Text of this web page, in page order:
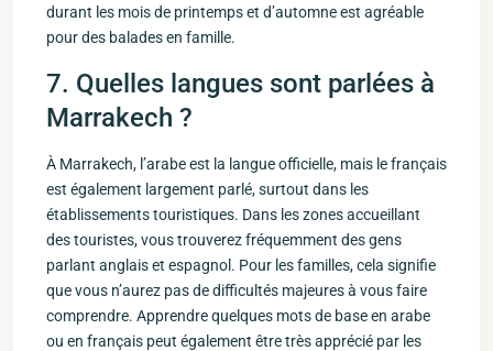
durant les mois⁢ de printemps et d’automne est agréable
pour des balades en famille.
7.⁢ Quelles langues sont parlées à
Marrakech ?
À Marrakech, l’arabe est la langue officielle, mais le français
est également ‌largement parlé, surtout dans les
établissements touristiques. Dans les zones accueillant
des⁢ touristes, vous trouverez fréquemment des gens
parlant anglais et espagnol. Pour⁤ les familles, cela⁣ signifie
que ⁢vous n’aurez pas de ⁢difficultés majeures à vous faire
comprendre. Apprendre quelques⁣ mots⁢ de base en ‌arabe
ou en français peut⁣ également être‌ très apprécié par les